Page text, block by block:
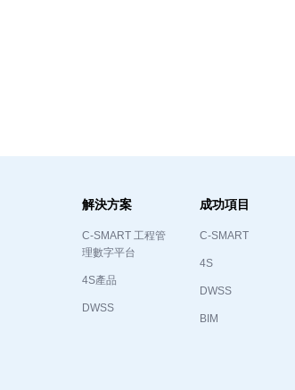
解決方案
C-SMART 工程管
理數字平台
4S產品
DWSS
成功項目
C-SMART
4S
DWSS
BIM